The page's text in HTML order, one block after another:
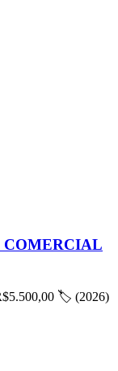
COMERCIAL
🏷 (2026)